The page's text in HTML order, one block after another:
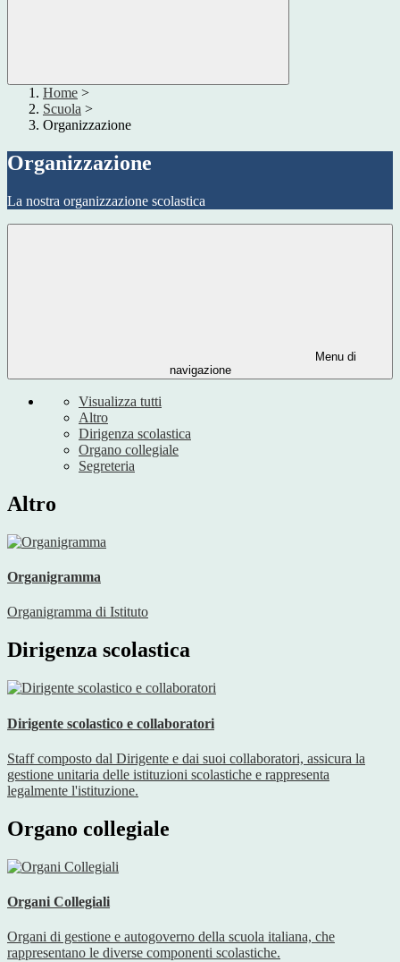
Home >
Scuola >
Organizzazione
Organizzazione
La nostra organizzazione scolastica
Menu di
navigazione
Visualizza tutti
Altro
Dirigenza scolastica
Organo collegiale
Segreteria
Altro
Organigramma
Organigramma di Istituto
Dirigenza scolastica
Dirigente scolastico e collaboratori
Staff composto dal Dirigente e dai suoi collaboratori, assicura la
gestione unitaria delle istituzioni scolastiche e rappresenta
legalmente l'istituzione.
Organo collegiale
Organi Collegiali
Organi di gestione e autogoverno della scuola italiana, che
rappresentano le diverse componenti scolastiche.